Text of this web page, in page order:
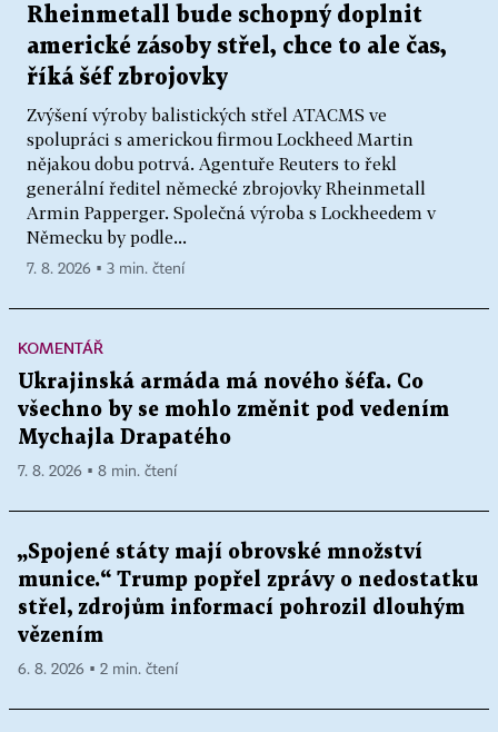
Rheinmetall bude schopný doplnit
americké zásoby střel, chce to ale čas,
říká šéf zbrojovky
Zvýšení výroby balistických střel ATACMS ve
spolupráci s americkou firmou Lockheed Martin
nějakou dobu potrvá. Agentuře Reuters to řekl
generální ředitel německé zbrojovky Rheinmetall
Armin Papperger. Společná výroba s Lockheedem v
Německu by podle...
7. 8. 2026 ▪ 3 min. čtení
KOMENTÁŘ
Ukrajinská armáda má nového šéfa. Co
všechno by se mohlo změnit pod vedením
Mychajla Drapatého
7. 8. 2026 ▪ 8 min. čtení
„Spojené státy mají obrovské množství
munice.“ Trump popřel zprávy o nedostatku
střel, zdrojům informací pohrozil dlouhým
vězením
6. 8. 2026 ▪ 2 min. čtení